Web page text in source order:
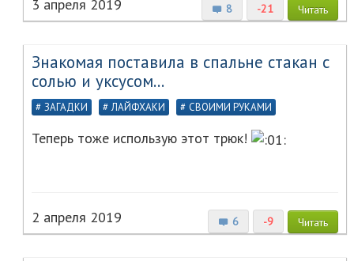
8 -21 Читать
3 апреля 2019
Знакомая поставила в спальне стакан с
солью и уксусом...
ЗАГАДКИ ЛАЙФХАКИ СВОИМИ РУКАМИ
Теперь тоже использую этот трюк!
6 -9 Читать
2 апреля 2019